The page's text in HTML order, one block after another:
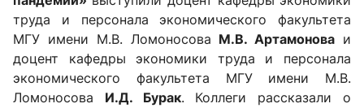
труда и персонала экономического факультета
МГУ имени М.В. Ломоносова М.В. Артамонова и
доцент кафедры экономики труда и персонала
экономического факультета МГУ имени М.В.
Ломоносова И.Д. Бурак. Коллеги рассказали о